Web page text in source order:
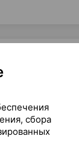
сбора